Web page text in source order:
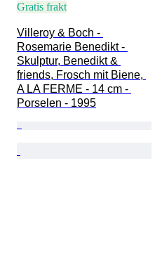
Gratis frakt
Villeroy & Boch -
Rosemarie Benedikt -
Skulptur, Benedikt &
friends, Frosch mit Biene,
A LA FERME - 14 cm -
Porselen - 1995